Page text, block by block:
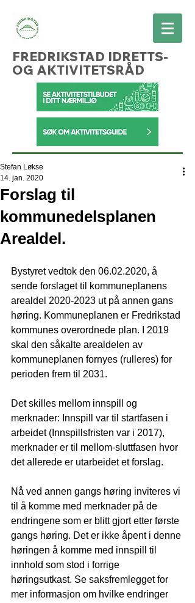
FREDRIKSTAD IDRETTS-
OG AKTIVITETSRÅD
Forslag til
kommunedelsplanen
Arealdel.
Stefan Løkse
14. jan. 2020
Bystyret vedtok den 06.02.2020, å
sende forslaget til kommuneplanens
arealdel 2020-2023 ut på annen gans
høring. Kommuneplanen er Fredrikstad
kommunes overordnede plan. I 2019
skal den såkalte arealdelen av
kommuneplanen fornyes (rulleres) for
perioden frem til 2031.
Det skilles mellom innspill og
merknader: Innspill var til startfasen i
arbeidet (Innspillsfristen var i 2017),
merknader er til mellom-sluttfasen hvor
det allerede er utarbeidet et forslag.
Nå ved annen gangs høring inviteres vi
til å komme med merknader på de
endringene som er blitt gjort etter første
gangs høring. Det er ikke åpent i denne
høringen å komme med innspill til
innhold som stod i forrige
høringsutkast. Se saksfremlegget for
mer informasjon om hvilke endringer